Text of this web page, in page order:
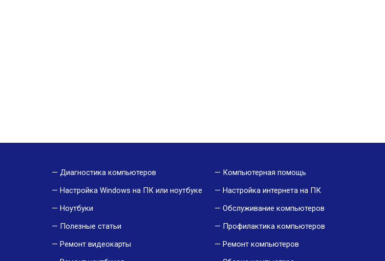
Диагностика компьютеров
Компьютерная помощь
Настройка Windows на ПК или ноутбуке
Настройка интернета на ПК
Ноутбуки
Обслуживание компьютеров
Полезные статьи
Профилактика компьютеров
Ремонт видеокарты
Ремонт компьютеров